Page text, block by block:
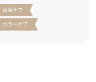
保湿ケア
カラーケア